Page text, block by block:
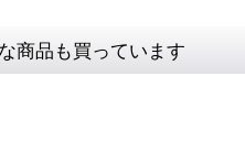
商品も買っています